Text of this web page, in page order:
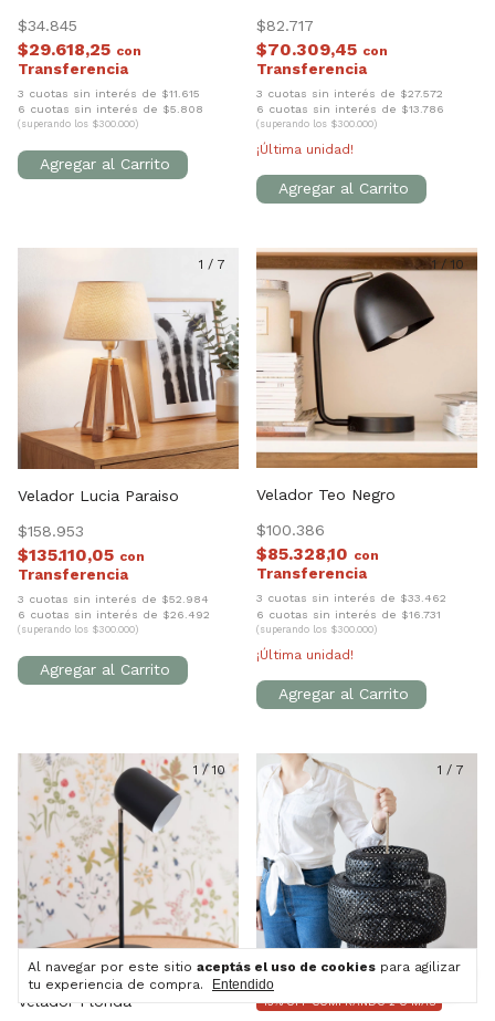
Al navegar por este sitio aceptás el uso de cookies para agilizar
tu experiencia de compra.
Entendido
$34.845
$29.618,25 con
3 cuotas sin interés de $11.615
6 cuotas sin interés de $5.808
(superando los $300.000)
$82.717
$70.309,45 con
3 cuotas sin interés de $27.572
6 cuotas sin interés de $13.786
(superando los $300.000)
¡Última unidad!
1 / 7
Velador Lucia Paraiso
$158.953
$135.110,05 con
3 cuotas sin interés de $52.984
6 cuotas sin interés de $26.492
(superando los $300.000)
1 / 10
Velador Teo Negro
$100.386
$85.328,10 con
3 cuotas sin interés de $33.462
6 cuotas sin interés de $16.731
(superando los $300.000)
¡Última unidad!
1 /10
Velador Florida
1 / 7
15% OFF COMPRANDO 2 O MÁS